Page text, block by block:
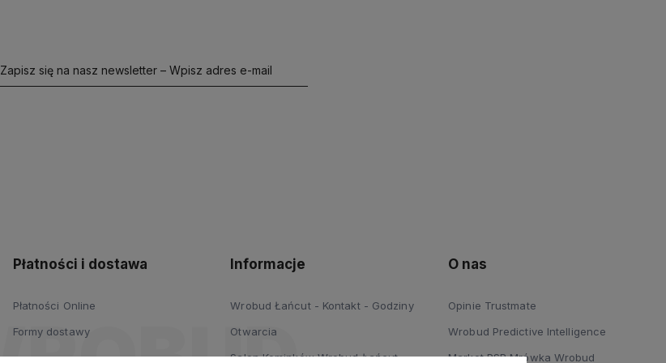
Zapisz się na nasz newsletter – Wpisz adres e-mail
Płatności i dostawa
Płatności Online
Formy dostawy
Informacje
Wrobud Łańcut - Kontakt - Godziny
Otwarcia
Salon Kominków Wrobud Łańcut
O nas
Opinie Trustmate
Wrobud Predictive Intelligence
Market PSB Mrówka Wrobud